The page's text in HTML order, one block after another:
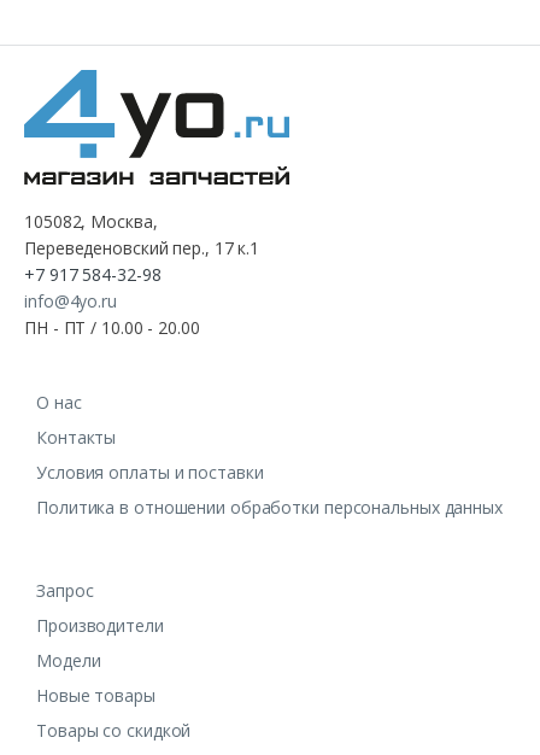
105082, Москва,
Переведеновский пер., 17 к.1
+7 917 584-32-98
info@4yo.ru
ПН - ПТ / 10.00 - 20.00
О нас
Контакты
Условия оплаты и поставки
Политика в отношении обработки персональных данных
Запрос
Производители
Модели
Новые товары
Товары со скидкой